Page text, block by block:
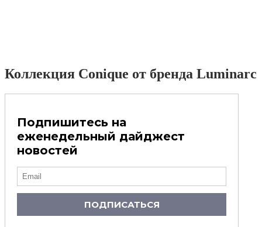
Коллекция Conique от бренда Luminarc
Подпишитесь на
еженедельный дайджест
новостей
ПОДПИСАТЬСЯ